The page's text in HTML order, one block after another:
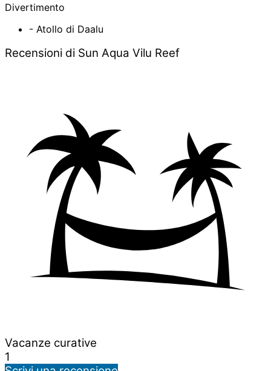
Divertimento
- Atollo di Daalu
Recensioni di Sun Aqua Vilu Reef
Vacanze curative
1